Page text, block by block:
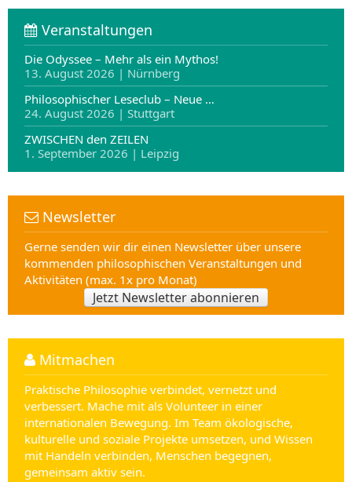
Veranstaltungen
Die Odyssee – Mehr als ein Mythos!
13. August 2026 | Nürnberg
Philosophischer Leseclub – Neue …
24. August 2026 | Stuttgart
ZWISCHEN den ZEILEN
1. September 2026 | Leipzig
Newsletter
Gerne senden wir dir einen Newsletter über unsere
kommenden philosophischen Veranstaltungen und
Aktivitäten (max. 1x pro Monat)
Jetzt Newsletter abonnieren
Mitmachen
Praktische Philosophie verbindet, vernetzt und
verbessert. Mache mit als Volunteer in einer
internationalen Bewegung. Im Team ökologische,
kulturelle und soziale Projekte umsetzen, und Wissen
mit Handeln verbinden, Menschen begegnen,
gemeinsam aktiv sein.